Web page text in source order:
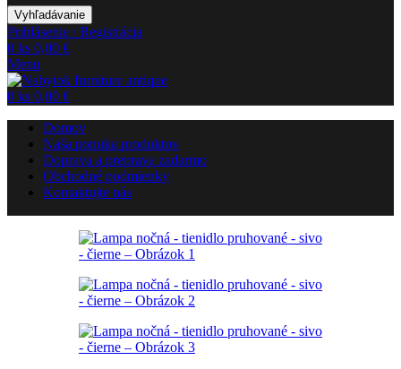
Vyhľadávanie
Prihlásenie / Registrácia
0 ks 0,00 €
Menu
0 ks 0,00 €
Domov
Naša ponuka produktov
Doprava a preprava zadarmo
Obchodné podmienky
Kontaktujte nás